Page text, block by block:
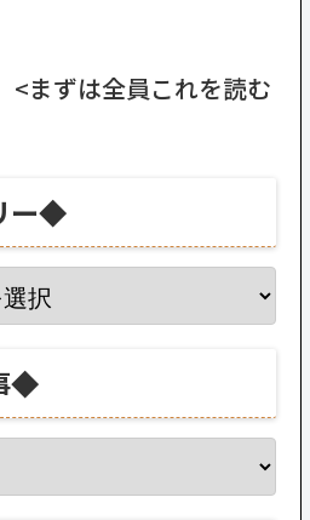
<まずは全員これを読む
ー◆
◆